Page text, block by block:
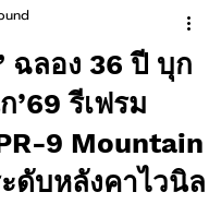
ฉลอง 36 ปี บุก
รีเฟรม
9 Mountain
ดับหลังคาไวนิล